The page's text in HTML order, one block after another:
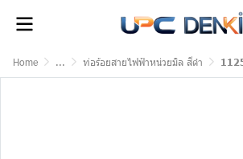
Home ... ท่อร้อยสายไฟฟ้าหน่วยมิล สีดำ 1125 BK